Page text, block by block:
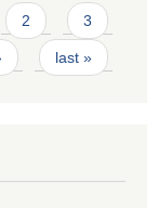
2 3
last »